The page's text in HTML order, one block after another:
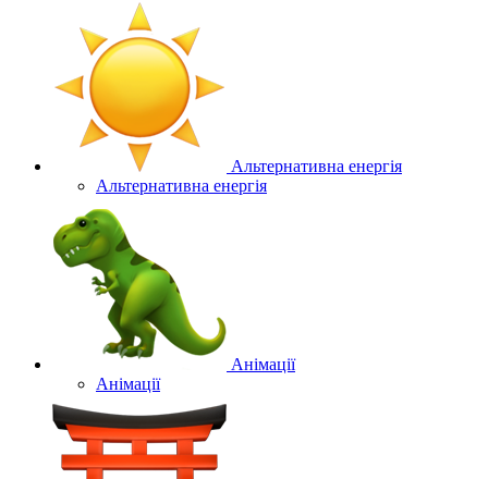
Альтернативна енергія
Альтернативна енергія
Анімації
Анімації